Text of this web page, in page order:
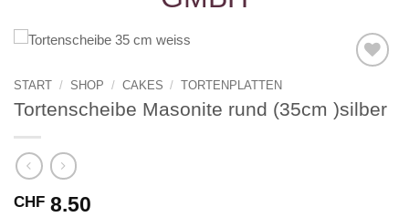
START / SHOP / CAKES / TORTENPLATTEN
Tortenscheibe Masonite rund (35cm )silber
CHF 8.50